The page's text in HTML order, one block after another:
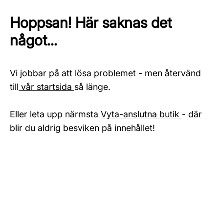
Hoppsan! Här saknas det
något...
Vi jobbar på att lösa problemet - men återvänd
till vår startsida så länge.
Eller leta upp närmsta Vyta-anslutna butik - där
blir du aldrig besviken på innehållet!